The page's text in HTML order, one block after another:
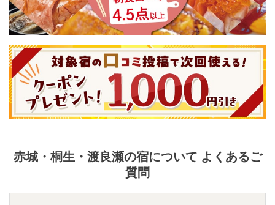
赤城・桐生・渡良瀬の宿について よくあるご
質問